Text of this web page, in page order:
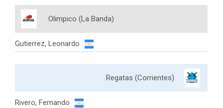
Olimpico (La Banda)
Gutierrez, Leonardo
Regatas (Corrientes)
Rivero, Fernando